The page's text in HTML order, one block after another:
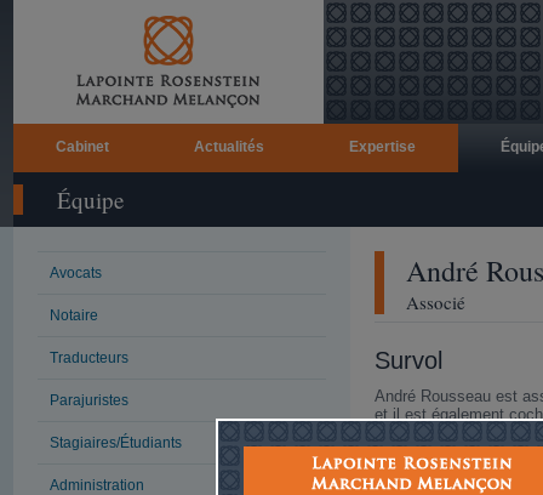
Cabinet Actualités Expertise
Équipe
Avocats
Notaire
Traducteurs
Parajuristes
Stagiaires/Étudiants
Administration
André
Associé
Survol
André Rousseau est
et il est également
Il pratique en litiges
insolvabilité et
construction.